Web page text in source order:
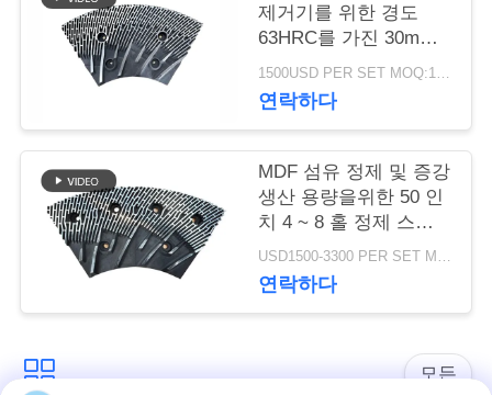
인
용
구
제거기를 위한 경도
63HRC를 가진 30mm
간격 정련기 세그먼트 1500USD PER SET MOQ:1세트
연락하다
MDF 섬유 정제 및 증강
생산 용량을위한 50 인
치 4 ~ 8 홀 정제 스테
터 및 로터
USD1500-3300 PER SET MOQ:1 세트
연락하다
모든